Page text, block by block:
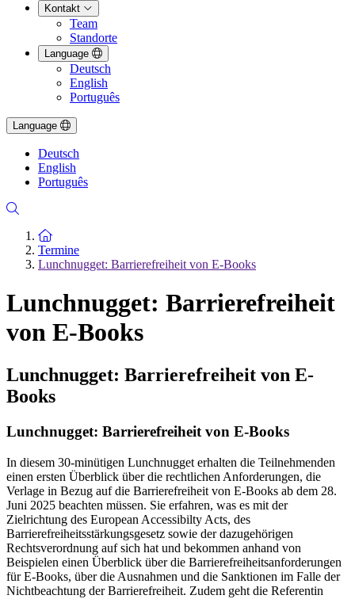
Kontakt
Team
Standorte
Language
Deutsch
English
Português
Language
Deutsch
English
Português
Zur Startseite
Termine
Lunchnugget: Barrierefreiheit von E-Books
Lunchnugget: Barrierefreiheit
von E-Books
Lunchnugget: Barrierefreiheit von E-
Books
Lunchnugget: Barrierefreiheit von E-Books
In diesem 30-minütigen Lunchnugget erhalten die Teilnehmenden
einen ersten Überblick über die rechtlichen Anforderungen, die
Verlage in Bezug auf die Barrierefreiheit von E-Books ab dem 28.
Juni 2025 beachten müssen. Sie erfahren, was es mit der
Zielrichtung des European Accessibilty Acts, des
Barrierefreiheitsstärkungsgesetz sowie der dazugehörigen
Rechtsverordnung auf sich hat und bekommen anhand von
Beispielen einen Überblick über die Barrierefreiheitsanforderungen
für E-Books, über die Ausnahmen und die Sanktionen im Falle der
Nichtbeachtung der Barrierefreiheit. Zudem geht die Referentin